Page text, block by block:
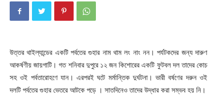
উত্তর থাইল্যান্ডের একটি পর্বতের গুহার নাম থাম লং নাং নন। পর্যটকদের জন্য দারুণ
আকর্ষণীয় জায়গাটি। গত শনিবার দুপুরে ১২ জন কিশোরের একটি ফুটবল দল তাদের কোচ
সহ ওই পর্বতারোহণে যান। এরপরই ঘটে মর্মান্তিক দুর্ঘটনা। ভারী বর্ষণের দরুন ওই
দলটি পর্বতের গুহার ভেতরে আটকে পড়ে । সাতদিনেও তাদের উদ্ধার করা সম্ভব হয় নি।